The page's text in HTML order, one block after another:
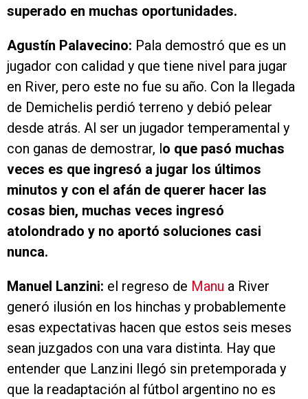
superado en muchas oportunidades.
Agustín Palavecino: Pala demostró que es un
jugador con calidad y que tiene nivel para jugar
en River, pero este no fue su año. Con la llegada
de Demichelis perdió terreno y debió pelear
desde atrás. Al ser un jugador temperamental y
con ganas de demostrar, lo que pasó muchas
veces es que ingresó a jugar los últimos
minutos y con el afán de querer hacer las
cosas bien, muchas veces ingresó
atolondrado y no aportó soluciones casi
nunca.
Manuel Lanzini: el regreso de Manu a River
generó ilusión en los hinchas y probablemente
esas expectativas hacen que estos seis meses
sean juzgados con una vara distinta. Hay que
entender que Lanzini llegó sin pretemporada y
que la readaptación al fútbol argentino no es